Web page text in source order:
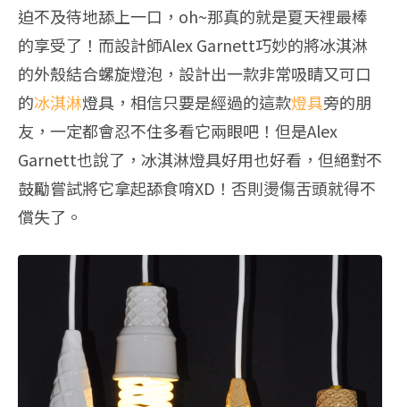
迫不及待地舔上一口，oh~那真的就是夏天裡最棒
的享受了！而設計師Alex Garnett巧妙的將冰淇淋
的外殼結合螺旋燈泡，設計出一款非常吸睛又可口
的冰淇淋燈具，相信只要是經過的這款燈具旁的朋
友，一定都會忍不住多看它兩眼吧！但是Alex
Garnett也說了，冰淇淋燈具好用也好看，但絕對不
鼓勵嘗試將它拿起舔食唷XD！否則燙傷舌頭就得不
償失了。